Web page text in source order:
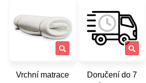
Vrchní matrace
Doručení do 7